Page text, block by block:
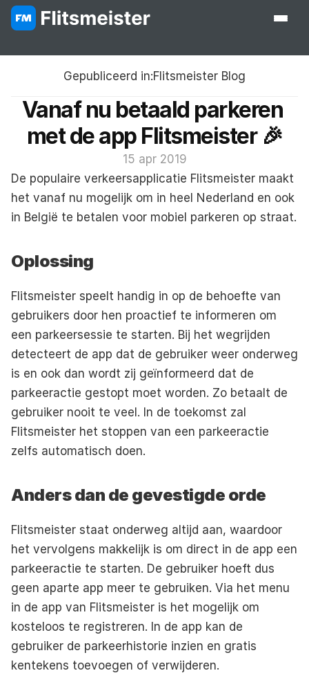
Gepubliceerd in:Flitsmeister Blog
Vanaf nu betaald parkeren
met de app Flitsmeister 🎉
15 apr 2019
De populaire verkeersapplicatie Flitsmeister maakt
het vanaf nu mogelijk om in heel Nederland en ook
in België te betalen voor mobiel parkeren op straat.
Oplossing
Flitsmeister speelt handig in op de behoefte van
gebruikers door hen proactief te informeren om
een parkeersessie te starten. Bij het wegrijden
detecteert de app dat de gebruiker weer onderweg
is en ook dan wordt zij geïnformeerd dat de
parkeeractie gestopt moet worden. Zo betaalt de
gebruiker nooit te veel. In de toekomst zal
Flitsmeister het stoppen van een parkeeractie
zelfs automatisch doen.
Anders dan de gevestigde orde
Flitsmeister staat onderweg altijd aan, waardoor
het vervolgens makkelijk is om direct in de app een
parkeeractie te starten. De gebruiker hoeft dus
geen aparte app meer te gebruiken. Via het menu
in de app van Flitsmeister is het mogelijk om
kosteloos te registreren. In de app kan de
gebruiker de parkeerhistorie inzien en gratis
kentekens toevoegen of verwijderen.